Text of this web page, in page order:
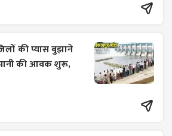
की प्यास बुझाने
की आवक शुरू,